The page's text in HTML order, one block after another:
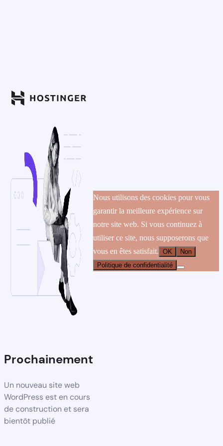
Prochainement
Un nouveau site web
WordPress est en cours
de construction et sera
bientôt publié
Nous utilisons des cookies pour vous
garantir la meilleure expérience sur
notre site web. Si vous continuez à
utiliser ce site, nous supposerons que
vous en êtes satisfait. OK
Non
Politique de confidentialité